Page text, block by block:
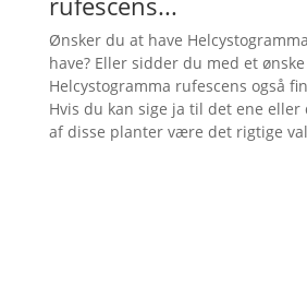
Ønsker du at have
have? Eller sidder du med et
Helcystogramma rufescens også
Hvis du kan sige ja til det ene eller
af disse planter være det rigtige